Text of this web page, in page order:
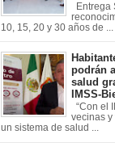
Entrega
10, 15, 20 y 30 años de ...
podrán
salud
IMSS-
“Con el
vecinas y
un sistema de salud ...